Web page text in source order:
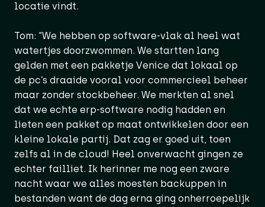
locatie vindt.
Tom: “We hebben op software-vlak al heel wat
watertjes doorzwommen. We startten lang
gelden met een pakketje Venice dat lokaal op
de pc’s draaide vooral voor commercieel beheer
maar zonder stockbeheer. We merkten al snel
dat we echte erp-software nodig hadden en
lieten een pakket op maat ontwikkelen door een
kleine lokale partij. Dat zag er goed uit, toen
zelfs al in de cloud! Heel onverwacht gingen ze
echter failliet. Ik herinner me nog een zware
nacht waar we alles moesten backuppen in
bestanden want de dag erna ging onherroepelijk